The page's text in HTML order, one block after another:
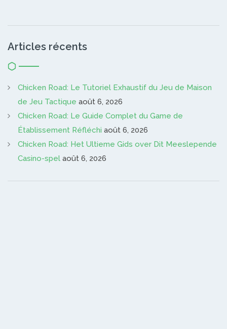
Articles récents
Chicken Road: Le Tutoriel Exhaustif du Jeu de Maison
de Jeu Tactique août 6, 2026
Chicken Road: Le Guide Complet du Game de
Établissement Réfléchi août 6, 2026
Chicken Road: Het Ultieme Gids over Dit Meeslepende
Casino-spel août 6, 2026